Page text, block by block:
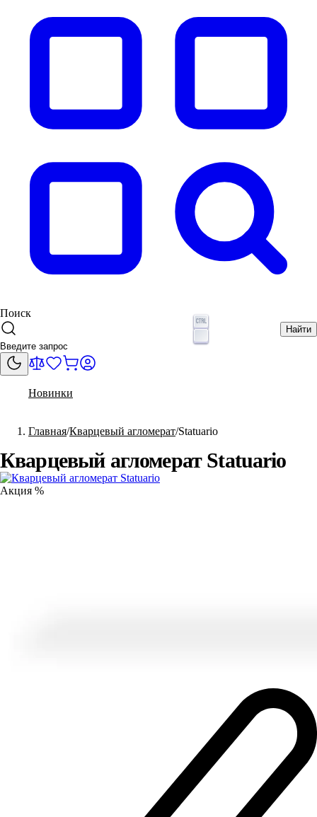
Поиск
Найти
Новинки
Главная Кварцевый агломерат Statuario
Кварцевый агломерат Statuario
Акция %